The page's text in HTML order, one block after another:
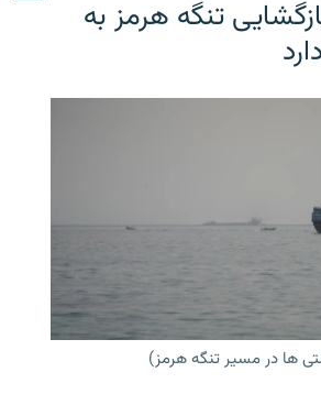
تنگه هرمز به
ها در مسیر تنگه هرمز)